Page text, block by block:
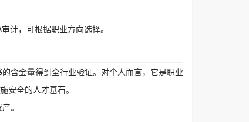
计，可根据职业方向选择。
含金量得到全行业验证。对个人而言，它是职业
安全的人才基石。
。